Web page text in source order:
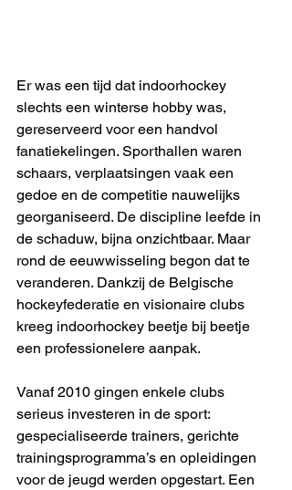
Er was een tijd dat indoorhockey
slechts een winterse hobby was,
gereserveerd voor een handvol
fanatiekelingen. Sporthallen waren
schaars, verplaatsingen vaak een
gedoe en de competitie nauwelijks
georganiseerd. De discipline leefde in
de schaduw, bijna onzichtbaar. Maar
rond de eeuwwisseling begon dat te
veranderen. Dankzij de Belgische
hockeyfederatie en visionaire clubs
kreeg indoorhockey beetje bij beetje
een professionelere aanpak.
Vanaf 2010 gingen enkele clubs
serieus investeren in de sport:
gespecialiseerde trainers, gerichte
trainingsprogramma’s en opleidingen
voor de jeugd werden opgestart. Een